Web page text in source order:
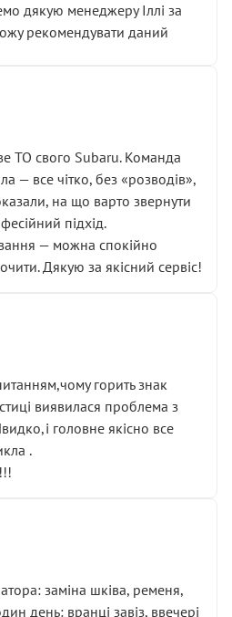
дякую менеджеру Іллі за
рекомендувати даний
ТО свого Subaru. Команда
— все чітко, без «розводів»,
на що варто звернути
підхід.
— можна спокійно
Дякую за якісний сервіс!
горить знак
виявилася проблема з
головне якісно все
.
заміна шківа, ременя,
день: вранці завіз, ввечері